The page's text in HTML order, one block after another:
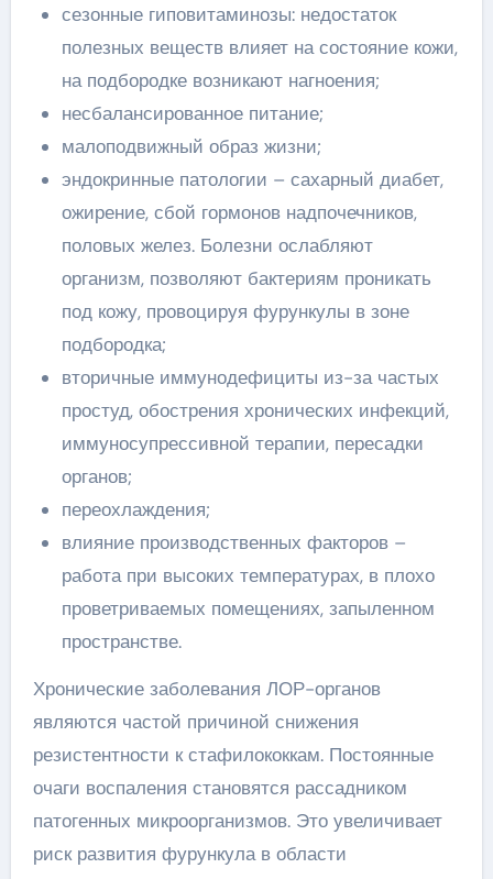
сезонные гиповитаминозы: недостаток
полезных веществ влияет на состояние кожи,
на подбородке возникают нагноения;
несбалансированное питание;
малоподвижный образ жизни;
эндокринные патологии – сахарный диабет,
ожирение, сбой гормонов надпочечников,
половых желез. Болезни ослабляют
организм, позволяют бактериям проникать
под кожу, провоцируя фурункулы в зоне
подбородка;
вторичные иммунодефициты из-за частых
простуд, обострения хронических инфекций,
иммуносупрессивной терапии, пересадки
органов;
переохлаждения;
влияние производственных факторов –
работа при высоких температурах, в плохо
проветриваемых помещениях, запыленном
пространстве.
Хронические заболевания ЛОР-органов
являются частой причиной снижения
резистентности к стафилококкам. Постоянные
очаги воспаления становятся рассадником
патогенных микроорганизмов. Это увеличивает
риск развития фурункула в области